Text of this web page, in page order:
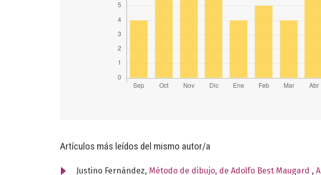
Artículos más leídos del mismo autor/a
Justino Fernández, Método de dibujo, de Adolfo Best Maugard ,